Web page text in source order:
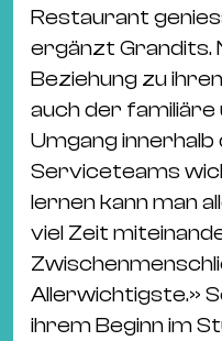
Restaurant
ergänzt Grandits.
Beziehung zu
auch der
Umgang innerhalb
Serviceteams
lernen kann man
viel Zeit
Allerwichtigste.»
ihrem Beginn im